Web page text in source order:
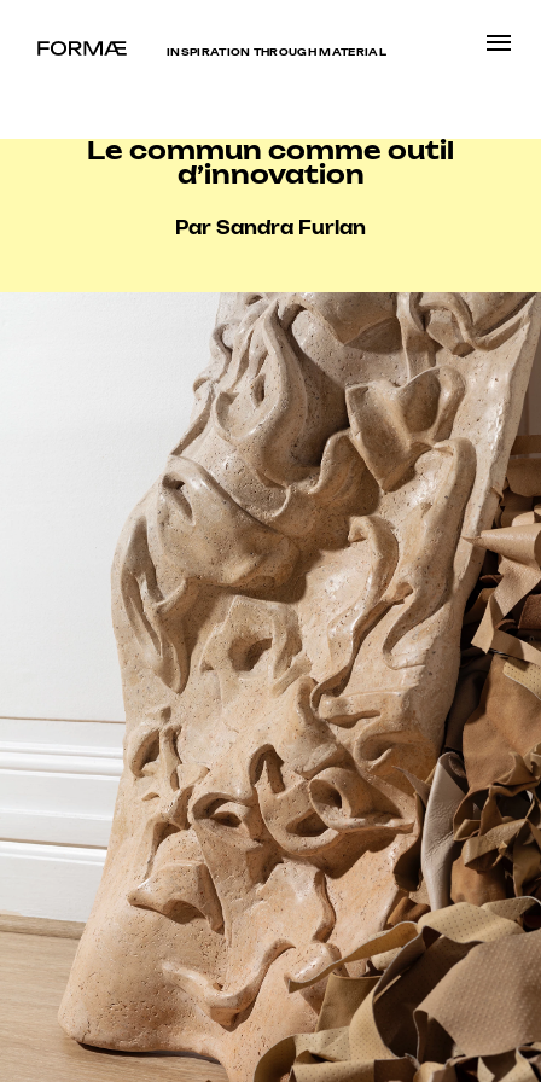
INSPIRATION THROUGH MATERIAL
Le commun comme outil
d’innovation
Par Sandra Furlan